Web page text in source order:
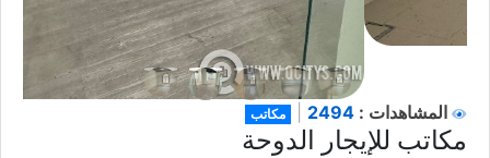
مكاتب المشاهدات :
مكاتب للإيجار الدوحة